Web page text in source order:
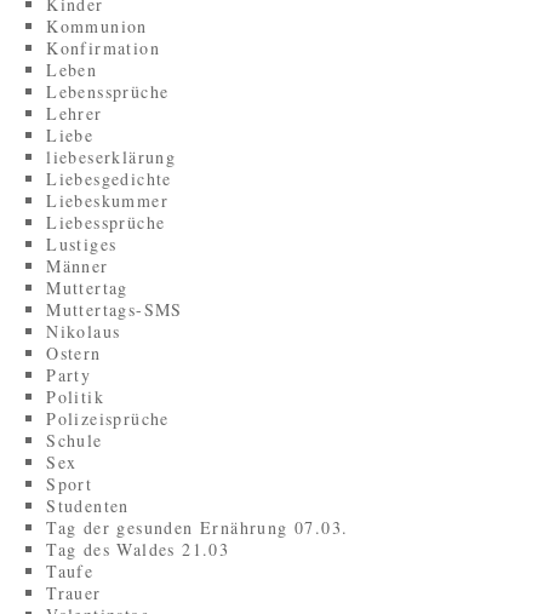
Kommunion
Konfirmation
Leben
Lebenssprüche
Lehrer
Liebe
liebeserklärung
Liebesgedichte
Liebeskummer
Liebessprüche
Lustiges
Männer
Muttertag
Muttertags-SMS
Nikolaus
Ostern
Party
Politik
Polizeisprüche
Schule
Sex
Sport
Studenten
Tag der gesunden Ernährung 07.03.
Tag des Waldes 21.03
Taufe
Trauer